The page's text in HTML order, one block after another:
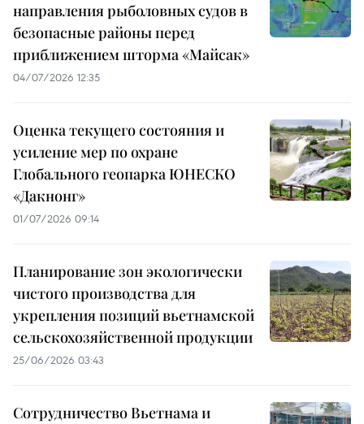
направления рыболовных судов в
безопасные районы перед
приближением шторма «Майсак»
04/07/2026 12:35
Оценка текущего состояния и
усиление мер по охране
Глобального геопарка ЮНЕСКО
«Дакнонг»
01/07/2026 09:14
Планирование зон экологически
чистого производства для
укрепления позиций вьетнамской
сельскохозяйственной продукции
25/06/2026 03:43
Сотрудничество Вьетнама и